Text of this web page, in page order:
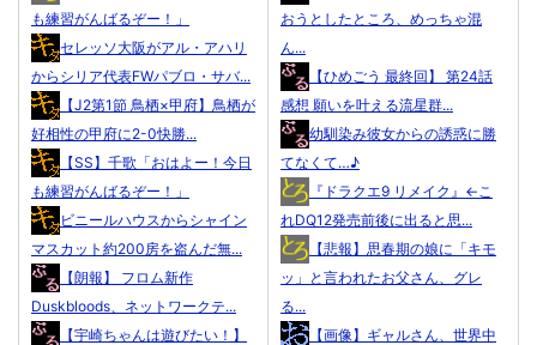
も練習がんばるぞー！」
セレッソ大阪がアル・アハリ
からシリア代表FWパブロ・サバ...
【J2第1節 鳥栖×甲府】鳥栖が
好相性の甲府に2-0快勝...
【SS】千歌「おはよー！今日
も練習がんばるぞー！」
ビニールハウスからシャイン
マスカット約200房を盗んだ無...
【朗報】 フロム新作
Duskbloods、ネットワークテ...
【宇崎ちゃんは遊びたい！】
おうとしたところ、めっちゃ混
ん...
【ひめごう 最終回】 第24話
感想 願いを叶える流星群...
幼馴染み彼女からの誘惑に勝
てなくて…♪
『ドラクエ9 リメイク』←こ
れDQ12発売前後に出ると思...
【悲報】思春期の娘に「キモ
ッ」と言われたお父さん、グレ
る...
【画像】ギャルさん、世界中